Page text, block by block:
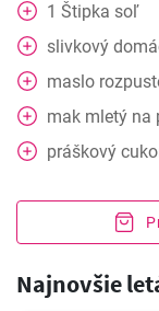
1 Štipka soľ
slivkový
maslo
mak mletý na
práškový
Najnovšie